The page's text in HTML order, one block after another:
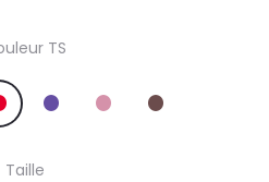
TS
Taille